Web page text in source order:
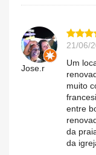
Jose.r
21/06/
Um
muito
entre
da
da